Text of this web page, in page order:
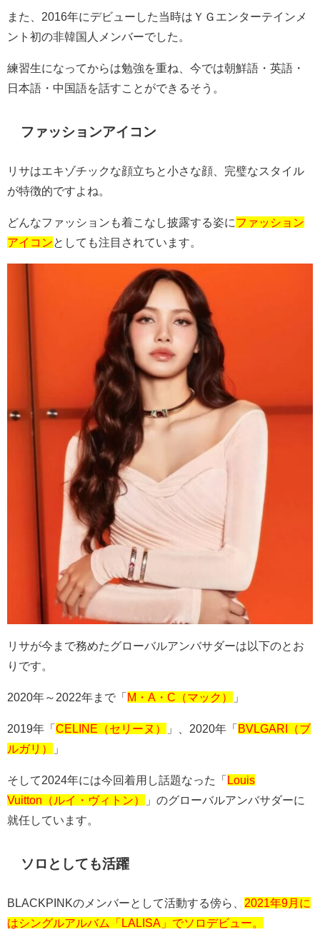
また、 2016年にデビューした当時はＹＧエンターテインメ
ント初の非韓国人メンバーでした。
練習生になってからは勉強を重ね、今では朝鮮語・英語・
日本語・中国語を話すことができるそう。
ファッションアイコン
リサはエキゾチックな顔立ちと小さな顔、完璧なスタイル
が特徴的ですよね。
どんなファッションも着こなし披露する姿にファッション
アイコンとしても注目されています。
リサが今まで務めたグローバルアンバサダーは以下のとお
りです。
2020年～ 2022年まで「 M・A・C（マック） 」
2019年「 CELINE（セリーヌ） 」、 2020年「 BVLGARI（ブ
ルガリ）
」
そして2024年には今回着用し話題なった「
Louis
Vuitton（ルイ・ヴィトン）
」のグローバルアンバサダーに
就任しています。
ソロとしても活躍
BLACKPINKのメンバーとして活動する傍ら、 2021年9月に
はシングルアルバム「LALISA」でソロデビュー。